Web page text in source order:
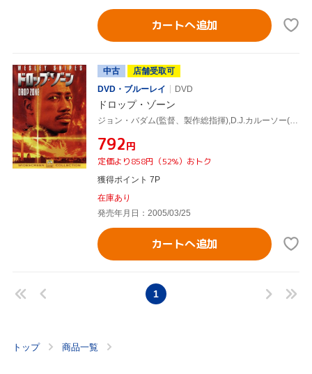
カートへ追加
中古
店舗受取可
DVD・ブルーレイ
DVD
ドロップ・ゾーン
ジョン・バダム(監督、製作総指揮),D.J.カルーソー(製作),ピーター・バルソッキーニ(脚本),ハンス・ジマー(音楽),ウェズリー・スナイプス,ゲイリー・ビジー,ヤンシー・バトラー,マイケル・ジェッター
¥792円
定価より858円（52%）おトク
獲得ポイント 7P
在庫あり
発売年月日：2005/03/25
カートへ追加
1
トップ 商品一覧